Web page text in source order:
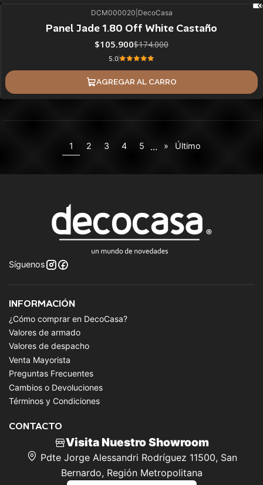
DCM000020 DecoCasa
Panel Jade 1.80 Off White Castaño
$105.900$174.000
5.0
AGREGAR AL CARRO
1 2 3 4 5 ... » Último
Síguenos
INFORMACIÓN
¿Cómo comprar en DecoCasa?
Valores de armado
Valores de despacho
Venta Mayorista
Preguntas Frecuentes
Cambios o Devoluciones
Términos y Condiciones
CONTACTO
Visita Nuestro Showroom
Pdte Jorge Alessandri Rodríguez 11500, San
Bernardo, Región Metropolitana